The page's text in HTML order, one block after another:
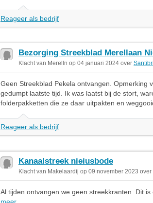
Reageer als bedrijf
Bezorging Streekblad Merellaan
Klacht van Merelln op 04 januari 2024 over
Geen Streekblad Pekela ontvangen. Opmerking
gedumpt laatste tijd. Ik was laatst bij de stort,
folderpakketten die ze daar uitpakten en
Reageer als bedrijf
Kanaalstreek nieiusbode
Klacht van Makelaardij op 09 november 2023 over
Al tijden ontvangen we geen streekkranten. Dit